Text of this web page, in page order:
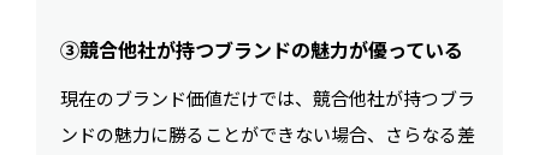
③競合他社が持つブランドの魅力が優っている
現在のブランド価値だけでは、競合他社が持つブラ
ンドの魅力に勝ることができない場合、さらなる差